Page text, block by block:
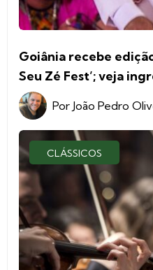
Goiânia recebe
Seu Zé Fest’; veja
Por João Pedro
CLÁSSICOS